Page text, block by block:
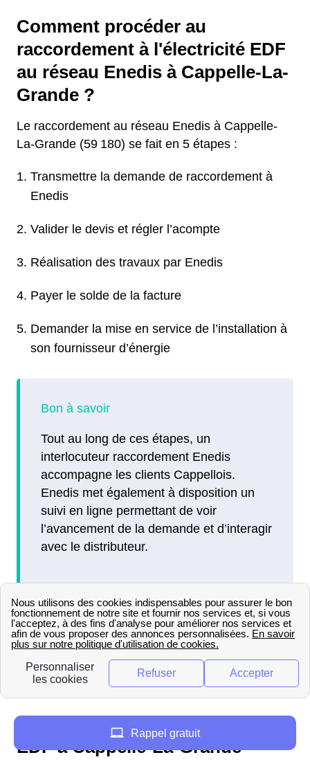
Comment procéder au
raccordement à l'électricité EDF
au réseau Enedis à Cappelle-La-
Grande ?
Le raccordement au réseau Enedis à Cappelle-
La-Grande (59 180) se fait en 5 étapes :
Transmettre la demande de raccordement à
Enedis
Valider le devis et régler l’acompte
Réalisation des travaux par Enedis
Payer le solde de la facture
Demander la mise en service de l’installation à
son fournisseur d’énergie
Tout au long de ces étapes, un
interlocuteur raccordement Enedis
accompagne les clients Cappellois.
Enedis met également à disposition un
suivi en ligne permettant de voir
l’avancement de la demande et d’interagir
avec le distributeur.
Si vous souhaitez connaître les procédures dans
les villes voisines de Cappelle-La-Grande, vous
pouvez trouver toutes les informations
nécessaires sur le
raccordement à Aulnoy-Lez-
Le montant d'un raccordement
EDF à Cappelle-La-Grande
Rappel gratuit